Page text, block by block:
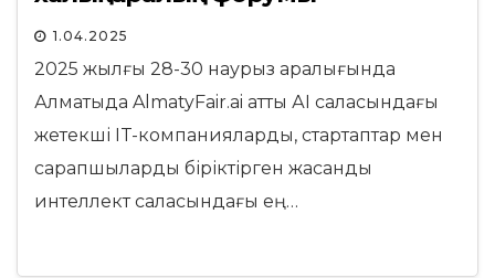
1.04.2025
2025 жылғы 28-30 наурыз аралығында
Алматыда AlmatyFair.ai атты АІ саласындағы
жетекші IT-компанияларды, стартаптар мен
сарапшыларды біріктірген жасанды
интеллект саласындағы ең…